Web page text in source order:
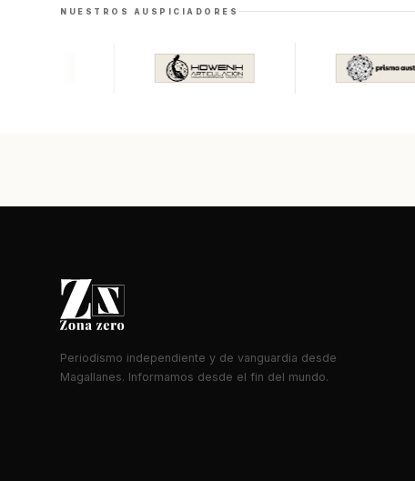
NUESTROS AUSPICIADORES
Periodismo independiente y de vanguardia desde
Magallanes. Informamos desde el fin del mundo.